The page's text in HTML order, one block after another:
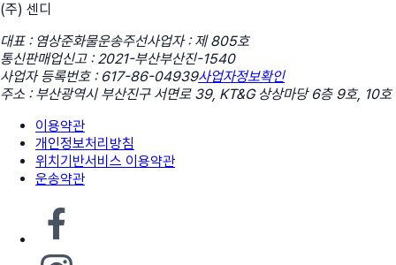
(주) 센디
대표 : 염상준화물운송주선사업자 : 제 805호
통신판매업신고 : 2021-부산부산진-1540
사업자 등록번호 : 617-86-04939사업자정보확인
주소 : 부산광역시 부산진구 서면로 39, KT&G 상상마당 6층 9호, 10호
이용약관
개인정보처리방침
위치기반서비스 이용약관
운송약관